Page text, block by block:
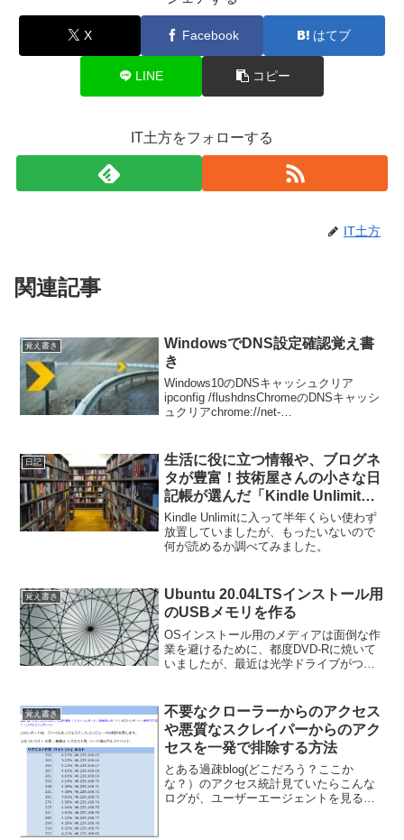
X Facebook はてブ
LINE コピー
IT土方をフォローする
IT土方
関連記事
覚え書き
WindowsでDNS設定確認覚え書
き
Windows10のDNSキャッシュクリア
ipconfig /flushdnsChromeのDNSキャッシ
ュクリアchrome://net-
日記
生活に役に立つ情報や、ブログネ
タが豊富！技術屋さんの小さな日
記帳が選んだ「Kindle Unlimit」
で読めるオススメIT関連の雑誌
Kindle Unlimitに入って半年くらい使わず
放置していましたが、もったいないので
何が読めるか調べてみました。
覚え書き
Ubuntu 20.04LTSインストール用
のUSBメモリを作る
OSインストール用のメディアは面倒な作
業を避けるために、都度DVD-Rに焼いて
いましたが、最近は光学ドライブがつい
USBメモリを作りたいと思います。USB
メ...
覚え書き
不要なクローラーからのアクセス
や悪質なスクレイパーからのアク
セスを一発で排除する方法
とある過疎blog(どこだろう？ここか
な？）のアクセス統計見ていたらこんな
ログが、ユーザーエージェントを見る